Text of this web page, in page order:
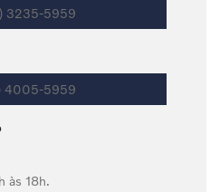
3235-5959
4005-5959
às 18h.